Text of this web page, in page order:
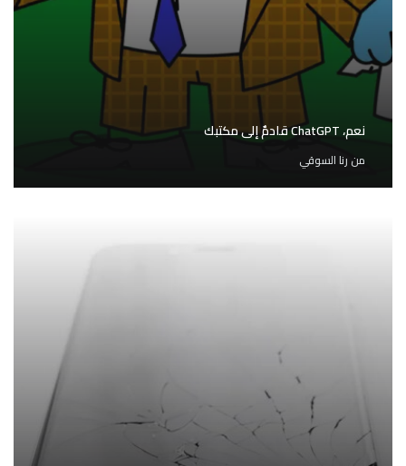
نعم، ChatGPT قادمٌ إلى مكتبك
من رنا السوقي